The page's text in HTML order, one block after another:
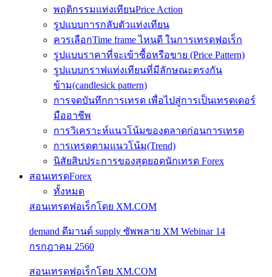
พฤติกรรมแท่งเทียนPrice Action
รูปแบบการกลับตัวแท่งเทียน
ควรเลือกTime frame ไหนดี ในการเทรดฟอเร็ก
รูปแบบราคาที่จะเข้าซื้อหรือขาย (Price Pattern)
รูปแบบกราฟแท่งเทียนที่มีลักษณะตรงกัน
ข้าม(candlesick pattern)
การจดบันทึกการเทรด เพื่อไปสู่การเป็นเทรดเดอร์
มืออาชีพ
การวิเคราะห์แนวโน้มของตลาดก่อนการเทรด
การเทรดตามแนวโน้ม(Trend)
นิสัยสิบประการของสุดยอดนักเทรด Forex
สอนเทรดForex
ทั้งหมด
สอนเทรดฟอเร็กโดย XM.COM
demand ดีมานด์ supply ซัพพลาย XM Webinar 14
กรกฎาคม 2560
สอนเทรดฟอเร็กโดย XM.COM